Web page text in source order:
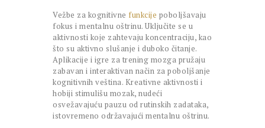
Vežbe za kognitivne funkcije poboljšavaju
fokus i mentalnu oštrinu. Uključite se u
aktivnosti koje zahtevaju koncentraciju, kao
što su aktivno slušanje i duboko čitanje.
Aplikacije i igre za trening mozga pružaju
zabavan i interaktivan način za poboljšanje
kognitivnih veština. Kreativne aktivnosti i
hobiji stimulišu mozak, nudeći
osvežavajuću pauzu od rutinskih zadataka,
istovremeno održavajući mentalnu oštrinu.